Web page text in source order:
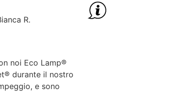
R.
noi Eco Lamp®️
durante il nostro
e sono